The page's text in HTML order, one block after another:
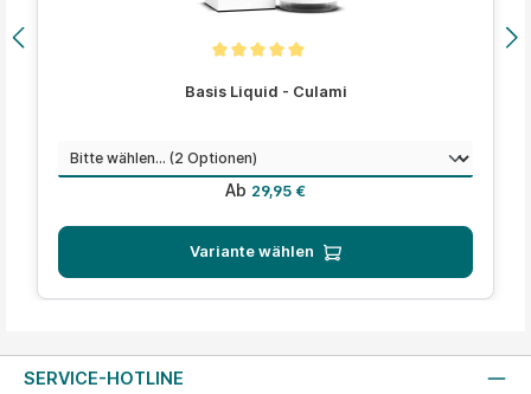
Basis Liquid - Culami
Mengeauswählen
Regulärer Preis:
Ab 29,95 €
Variante wählen
SERVICE-HOTLINE